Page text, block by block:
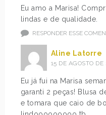
Eu amo a Marisa!
lindas e de qualidade.
RESPONDER ESSE
Aline Latorre
15 DE AGOSTO
Eu já fui na Marisa
garanti 2 peças! Blusa
e tomara que caio de